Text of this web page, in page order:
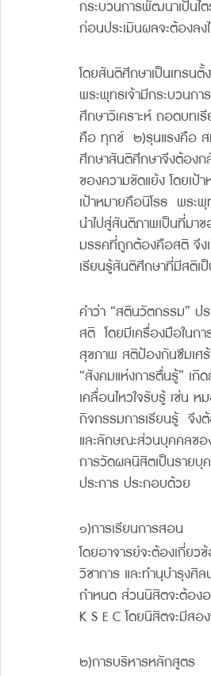
กระบวนการพัฒนาเป็นไ
ก่อนประเมินผลจะต้องล
โดยสันติศึกษาเป็นเทรนตั้
พระพุทธเจ้ามีกระบวนก
ศึกษาวิเคราะห์ ถอดบทเ
คือ ทุกข์  ๒)รุนแรงคือ
ศึกษาสันติศึกษาจึงต้องก
ของความขัดแย้ง โดยเ
เป้าหมายคือนิโรธ  พระ
นำไปสู่สันติภาพเป็นที่มา
มรรคที่ถูกต้องคือสติ จึง
เรียนรู้สันติศึกษาที่มีสติเ
คำว่า “สตินวัตกรรม” ป
สติ  โดยมีเครื่องมือในก
สุขภาพ สติป้องกันซึมเศ
“สังคมแห่งการตื่นรู้” เ
เคลื่อนไหวใจรับรู้ เช่น
กิจกรรมการเรียนรู้  จึ
และลักษณะส่วนบุคคลขอ
การวัดผลนิสิตเป็นราย
ประการ ประกอบด้วย
๑)การเรียนการสอน
โดยอาจารย์จะต้องเกี่ย
วิชาการ และทำนุบำรุงศิ
กำหนด ส่วนนิสิตจะต้อง
K S E C โดยนิสิตจะมี
๒)การบริหารหลักสูตร